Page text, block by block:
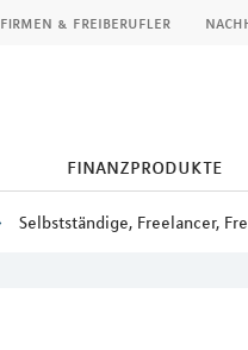
firmen & freiberufler
finanzprodukte
Selbstständige, Freelancer,